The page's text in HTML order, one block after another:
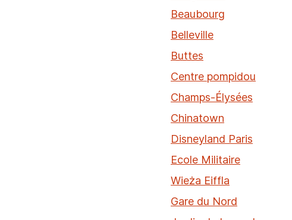
Beaubourg
Belleville
Buttes
Centre pompidou
Champs-Élysées
Chinatown
Disneyland Paris
Ecole Militaire
Wieża Eiffla
Gare du Nord